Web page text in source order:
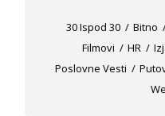
30 Ispod 30 Bitno
Filmovi
HR
Poslovne Vesti